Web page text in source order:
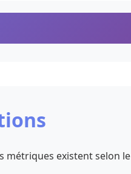
métriques existent selon le